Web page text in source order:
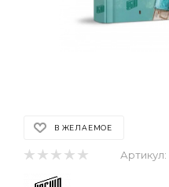
В ЖЕЛАЕМОЕ
Артикул: